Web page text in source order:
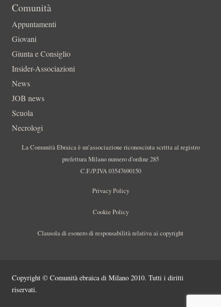
Comunità
Appuntamenti
Giovani
Giunta e Consiglio
Insider-Associazioni
News
JOB news
Scuola
Necrologi
La Comunità Ebraica è un’associazione riconosciuta scritta al registro
prefettura Milano numero d’ordine 285
C.F./P.IVA 03547690150
Privacy Policy
Cookie Policy
Clausola di esonero di responsabilità relativa ai copyright
Copyright © Comunità ebraica di Milano 2010. Tutti i diritti
riservati.